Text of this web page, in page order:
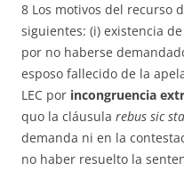
8 Los motivos del recurso
siguientes: (i) existencia de
por no haberse
esposo fallecido de la
LEC por incongruencia
quo la cláusula rebus sic
demanda ni en la
no haber resuelto la